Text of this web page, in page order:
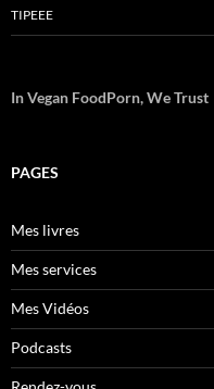
TIPEEE
In Vegan FoodPorn, We Trust
PAGES
Mes livres
Mes services
Mes Vidéos
Podcasts